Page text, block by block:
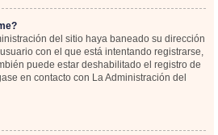
del sitio haya baneado su dirección
con el que está intentando registrarse,
puede estar deshabilitado el registro de
en contacto con La Administración del